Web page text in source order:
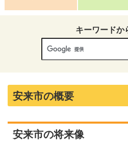
キーワードか
安来市の概要
安来市の将来像